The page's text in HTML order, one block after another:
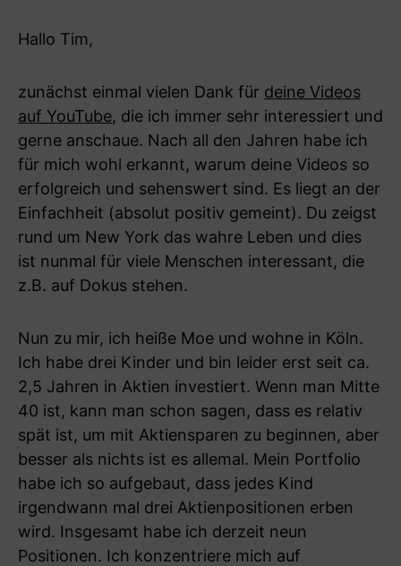
Hallo Tim,
zunächst einmal vielen Dank für deine Videos
auf YouTube, die ich immer sehr interessiert und
gerne anschaue. Nach all den Jahren habe ich
für mich wohl erkannt, warum deine Videos so
erfolgreich und sehenswert sind. Es liegt an der
Einfachheit (absolut positiv gemeint). Du zeigst
rund um New York das wahre Leben und dies
ist nunmal für viele Menschen interessant, die
z.B. auf Dokus stehen.
Nun zu mir, ich heiße Moe und wohne in Köln.
Ich habe drei Kinder und bin leider erst seit ca.
2,5 Jahren in Aktien investiert. Wenn man Mitte
40 ist, kann man schon sagen, dass es relativ
spät ist, um mit Aktiensparen zu beginnen, aber
besser als nichts ist es allemal. Mein Portfolio
habe ich so aufgebaut, dass jedes Kind
irgendwann mal drei Aktienpositionen erben
wird. Insgesamt habe ich derzeit neun
Positionen. Ich konzentriere mich auf